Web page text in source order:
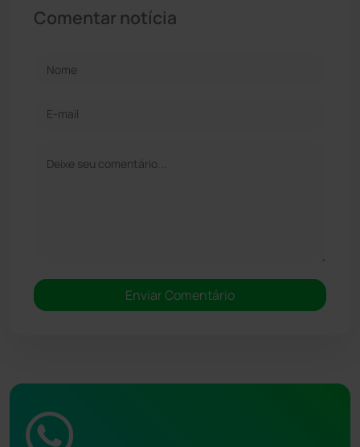
Comentar notícia